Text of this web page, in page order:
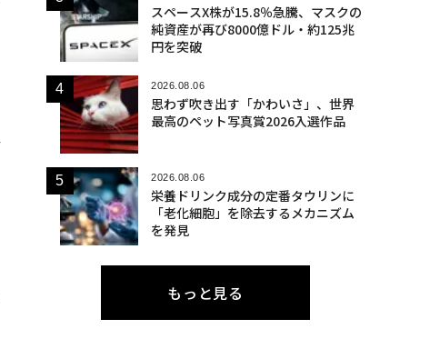
スペースX株が15.8％急騰、マスクの
純資産が再び8000億ドル・約125兆
円を突破
2026.08.06
思わず吹き出す「かわいさ」、世界
最高のペット写真賞2026入選作品
2026.08.06
栄養ドリンク成分の定番タウリンに
「老化細胞」を除去するメカニズム
を発見
もっと見る